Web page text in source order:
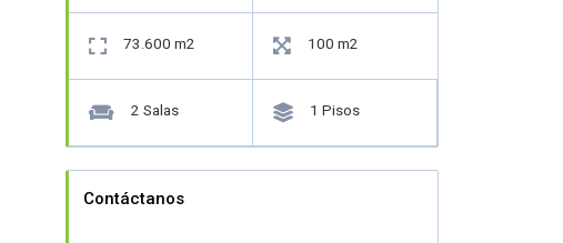
 73.600 m2  100 m2
 2 Salas  1 Pisos
Contáctanos